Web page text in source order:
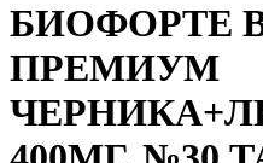
БИОФОРТЕ
ПРЕМИУМ